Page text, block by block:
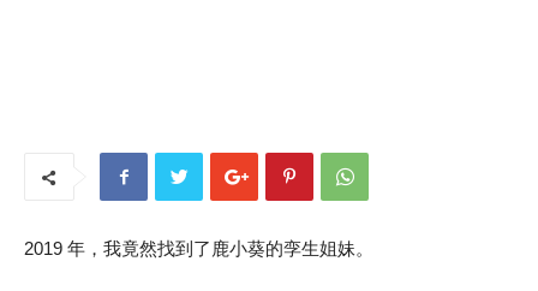
2019 年，我竟然找到了鹿小葵的孪生姐妹。